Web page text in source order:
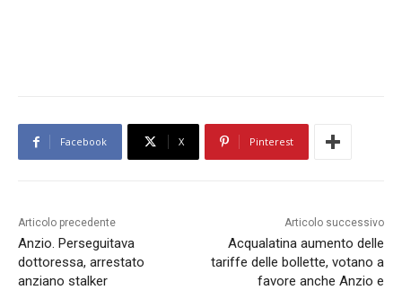
Facebook X Pinterest
Articolo precedente
Anzio. Perseguitava
dottoressa, arrestato
anziano stalker
Articolo successivo
Acqualatina aumento delle
tariffe delle bollette, votano a
favore anche Anzio e